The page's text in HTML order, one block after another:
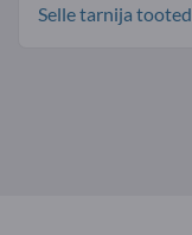
Selle tarnija tooted